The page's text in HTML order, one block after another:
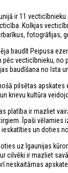
ir 11
Kolkjas
fotogrāfijas,
baudīt Peipusa
vecticībnieku, no
baudīšana no īsta
pilsētas
krievu kultūra
platība ir mazliet
Īpaši vēlamies
un doties
uz Igaunijas
cilvēki ir mazliet
neskaitāmas